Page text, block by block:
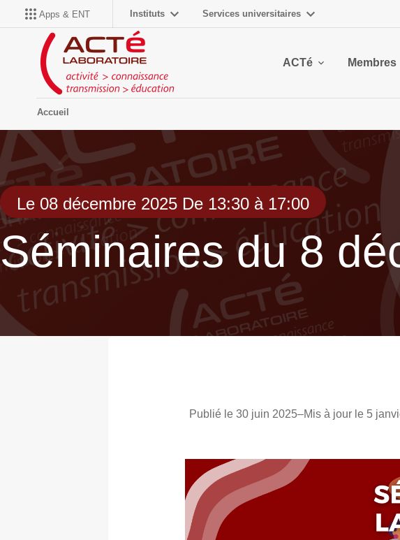
Apps & ENT Instituts Services universitaires
ACTé Membres
Accueil
Le 08 décembre 2025 De 13:30 à 17:00
Séminaires du 8
Publié le 30 juin 2025–Mis à jour le 5